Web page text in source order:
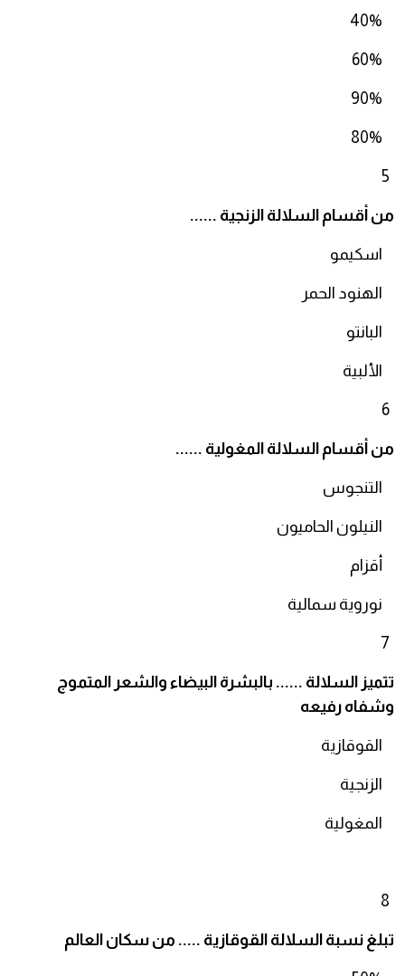
5
من أقسام السلالة الزنجية ......
اسكيمو
الهنود الحمر
البانتو
الألبية
6
من أقسام السلالة المغولية ......
التنجوس
النيلون الحاميون
أقزام
نوروية سمالية
7
تتميز السلالة ...... بالبشرة البيضاء والشعر المتموج
وشفاه رفيعه
القوقازية
الزنجية
المغولية
8
تبلغ نسبة السلالة القوقازية ..... من سكان العالم